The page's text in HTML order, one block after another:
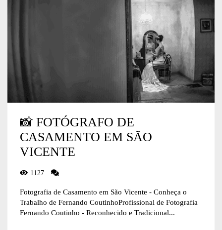
📸 FOTÓGRAFO DE
CASAMENTO EM SÃO
VICENTE
1127
Fotografia de Casamento em São Vicente - Conheça o
Trabalho de Fernando CoutinhoProfissional de Fotografia
Fernando Coutinho - Reconhecido e Tradicional...